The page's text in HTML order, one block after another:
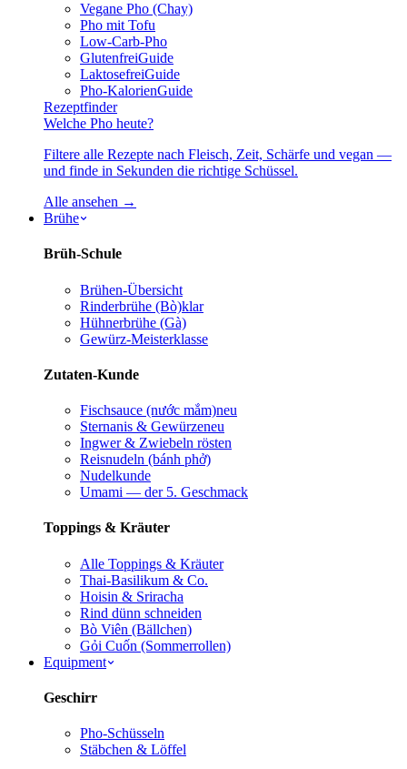
Vegane Pho (Chay)
Pho mit Tofu
Low-Carb-Pho
GlutenfreiGuide
LaktosefreiGuide
Pho-KalorienGuide
Rezeptfinder
Welche Pho heute?
Filtere alle Rezepte nach Fleisch, Zeit, Schärfe und vegan —
und finde in Sekunden die richtige Schüssel.
Alle ansehen →
Brühe
Brüh-Schule
Brühen-Übersicht
Rinderbrühe (Bò)klar
Hühnerbrühe (Gà)
Gewürz-Meisterklasse
Zutaten-Kunde
Fischsauce (nước mắm)neu
Sternanis & Gewürzeneu
Ingwer & Zwiebeln rösten
Reisnudeln (bánh phở)
Nudelkunde
Umami — der 5. Geschmack
Toppings & Kräuter
Alle Toppings & Kräuter
Thai-Basilikum & Co.
Hoisin & Sriracha
Rind dünn schneiden
Bò Viên (Bällchen)
Gỏi Cuốn (Sommerrollen)
Equipment
Geschirr
Pho-Schüsseln
Stäbchen & Löffel